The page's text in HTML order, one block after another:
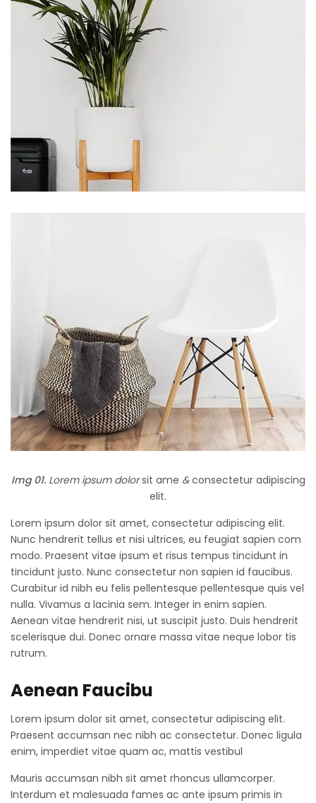
Img 01.Lorem ipsum dolorsit ame &consectetur adipiscing
elit.
Lorem ipsum dolor sit amet, consectetur adipiscing elit.
Nunc hendrerit tellus et nisi ultrices, eu feugiat sapien com
modo. Praesent vitae ipsum et risus tempus tincidunt in
tincidunt justo. Nunc consectetur non sapien id faucibus.
Curabitur id nibh eu felis pellentesque pellentesque quis vel
nulla. Vivamus a lacinia sem. Integer in enim sapien.
Aenean vitae hendrerit nisi, ut suscipit justo. Duis hendrerit
scelerisque dui. Donec ornare massa vitae neque lobor tis
rutrum.
Aenean Faucibu
Lorem ipsum dolor sit amet, consectetur adipiscing elit.
Praesent accumsan nec nibh ac consectetur. Donec ligula
enim, imperdiet vitae quam ac, mattis vestibul
Mauris accumsan nibh sit amet rhoncus ullamcorper.
Interdum et malesuada fames ac ante ipsum primis in